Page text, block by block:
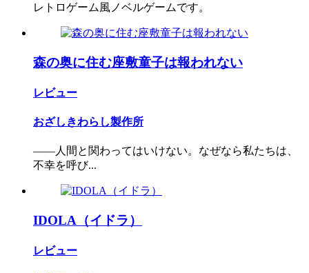
レトロゲーム風ノベルゲームです。
森の奥に住む座敷童子は報われない
レビュー
おざしきわらし製作所
――人間と関わってはいけない。なぜなら私たちは、
不幸を呼び...
IDOLA（イドラ）
レビュー